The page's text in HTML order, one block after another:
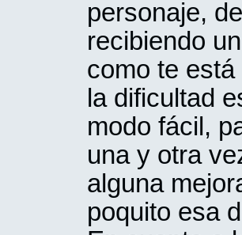
personaje,
recibiendo
como te
la dificultad
modo fácil,
una y otra
alguna
poquito esa